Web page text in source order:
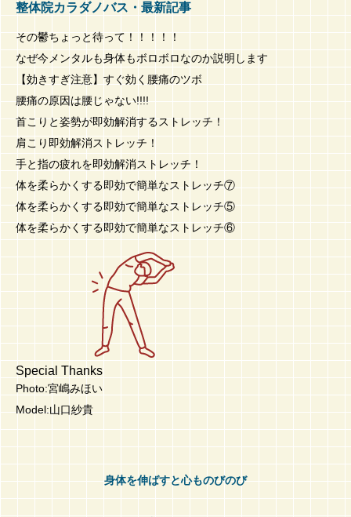
整体院カラダノバス・最新記事
その鬱ちょっと待って！！！！！
なぜ今メンタルも身体もボロボロなのか説明します
【効きすぎ注意】すぐ効く腰痛のツボ
腰痛の原因は腰じゃない!!!!
首こりと姿勢が即効解消するストレッチ！
肩こり即効解消ストレッチ！
手と指の疲れを即効解消ストレッチ！
体を柔らかくする即効で簡単なストレッチ⑦
体を柔らかくする即効で簡単なストレッチ⑤
体を柔らかくする即効で簡単なストレッチ⑥
Special Thanks
Photo:宮嶋みほい
Model:山口紗貴
身体を伸ばすと心ものびのび